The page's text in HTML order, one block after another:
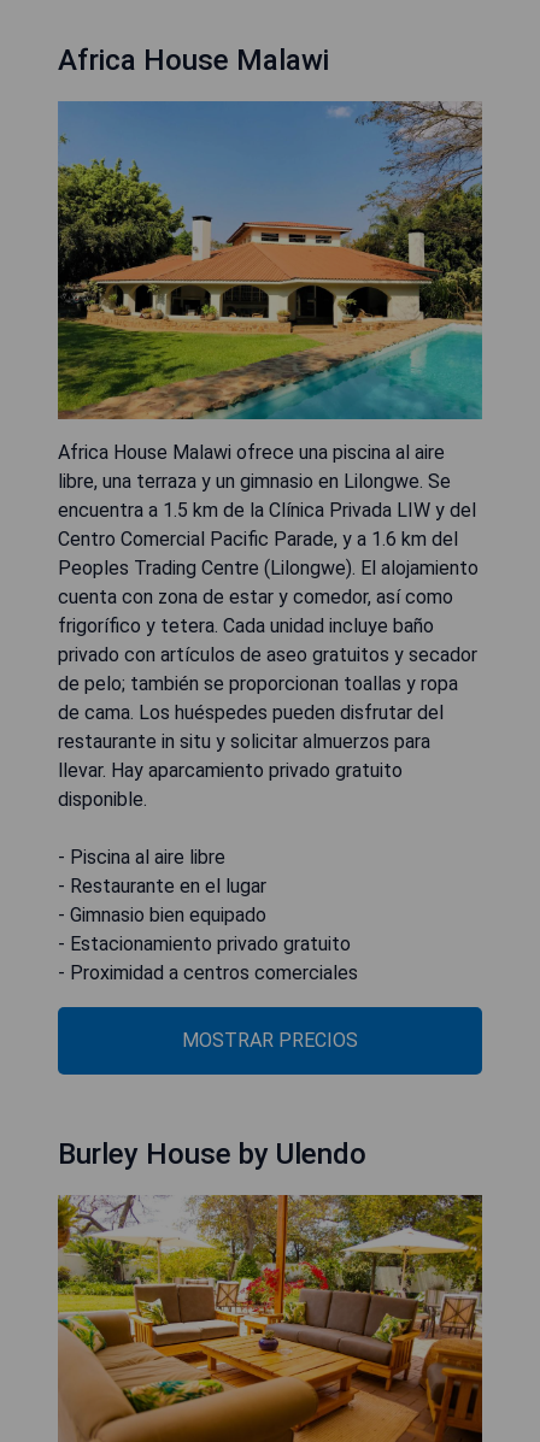
Africa House Malawi
Africa House Malawi ofrece una piscina al aire
libre, una terraza y un gimnasio en Lilongwe. Se
encuentra a 1.5 km de la Clínica Privada LIW y del
Centro Comercial Pacific Parade, y a 1.6 km del
Peoples Trading Centre (Lilongwe). El alojamiento
cuenta con zona de estar y comedor, así como
frigorífico y tetera. Cada unidad incluye baño
privado con artículos de aseo gratuitos y secador
de pelo; también se proporcionan toallas y ropa
de cama. Los huéspedes pueden disfrutar del
restaurante in situ y solicitar almuerzos para
llevar. Hay aparcamiento privado gratuito
disponible.
- Piscina al aire libre
- Restaurante en el lugar
- Gimnasio bien equipado
- Estacionamiento privado gratuito
- Proximidad a centros comerciales
MOSTRAR PRECIOS
Burley House by Ulendo